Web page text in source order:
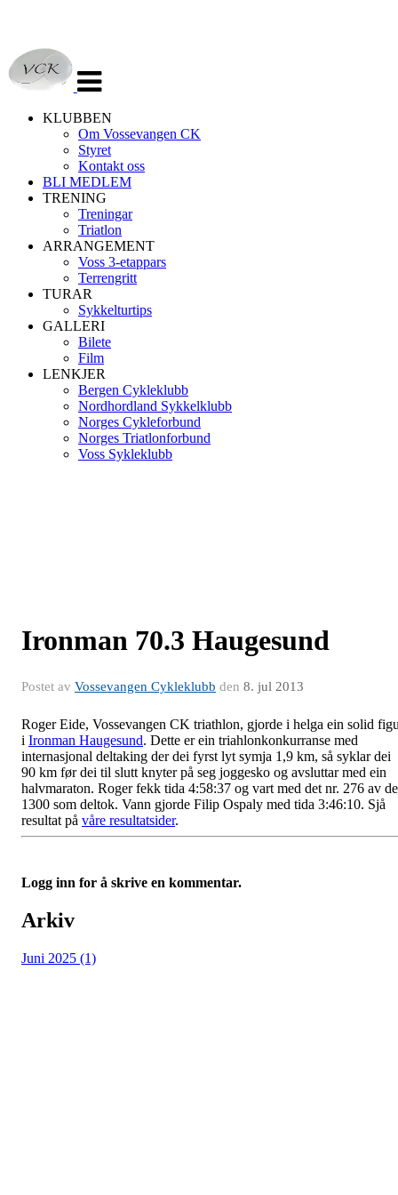
navigasjon
KLUBBEN
Om Vossevangen CK
Styret
Kontakt oss
BLI MEDLEM
TRENING
Treningar
Triatlon
ARRANGEMENT
Voss 3-etappars
Terrengritt
TURAR
Sykkelturtips
GALLERI
Bilete
Film
LENKJER
Bergen Cykleklubb
Nordhordland Sykkelklubb
Norges Cykleforbund
Norges Triatlonforbund
Voss Sykleklubb
Ironman 70.3 Haugesund
Postet av Vossevangen Cykleklubb den 8. jul 2013
Roger Eide, Vossevangen CK triathlon, gjorde i helga ein solid
i Ironman Haugesund. Dette er ein triahlonkonkurranse med
internasjonal deltaking der dei fyrst lyt symja 1,9 km, så syklar dei
90 km før dei til slutt knyter på seg joggesko og avsluttar med ein
halvmaraton. Roger fekk tida 4:58:37 og vart med det nr. 276 av
1300 som deltok. Vann gjorde Filip Ospaly med tida 3:46:10. Sjå
resultat på våre resultatsider.
Logg inn for å skrive en kommentar.
Arkiv
Juni 2025 (1)